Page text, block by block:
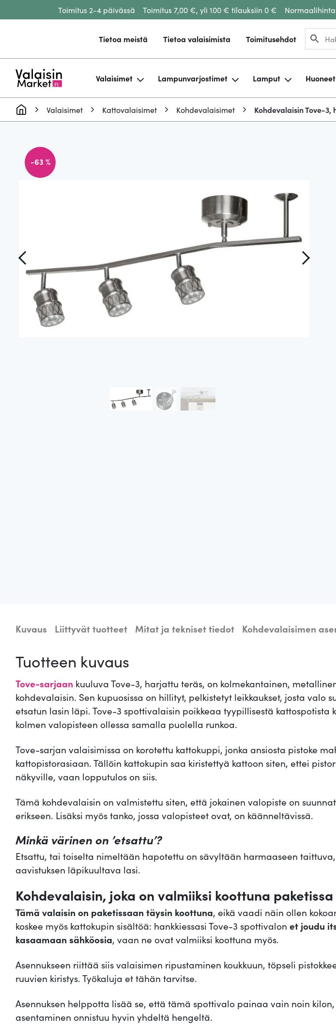
Toimitus 2-4 päivässä Toimitus 7,00 €, yli 100 € tilauksiin 0 €
Tietoa meistä Tietoa valaisimista Toimitusehdot
Valaisimet Lampunvarjostimet Lamput Huoneet
Valaisimet Kattovalaisimet Kohdevalaisimet Kohdevalaisin Tove-
-63 %
Kuvaus Liittyvät tuotteet Mitat ja tekniset tiedot Kohdevalaisimen
Tuotteen kuvaus
Tove-sarjaan kuuluva Tove-3, harjattu teräs, on kolmekantainen,
kohdevalaisin. Sen kupuosissa on hillityt, pelkistetyt leikkaukset, josta valo
etsatun lasin läpi. Tove-3 spottivalaisin poikkeaa tyypillisestä kattospotista
kolmen valopisteen ollessa samalla puolella runkoa.
Tove-sarjan valaisimissa on korotettu kattokuppi, jonka ansiosta pistoke
kattopistorasiaan. Tällöin kattokupin saa kiristettyä kattoon siten, ettei
näkyville, vaan lopputulos on siis.
Tämä kohdevalaisin on valmistettu siten, että jokainen valopiste on
erikseen. Lisäksi myös tanko, jossa valopisteet ovat, on käänneltävissä.
Minkä värinen on ’etsattu’?
Etsattu, tai toiselta nimeltään hapotettu on sävyltään harmaaseen
aavistuksen läpikuultava lasi.
Kohdevalaisin, joka on valmiiksi koottuna paketissa
Tämä valaisin on paketissaan täysin koottuna, eikä vaadi näin ollen
koskee myös kattokupin sisältöä: hankkiessasi Tove-3 spottivalon et joudu
kasaamaan sähköosia, vaan ne ovat valmiiksi koottuna myös.
Asennukseen riittää siis valaisimen ripustaminen koukkuun, töpseli
ruuvien kiristys. Työkaluja et tähän tarvitse.
Asennuksen helppotta lisää se, että tämä spottivalo painaa vain noin
asentaminen onnistuu hyvin yhdeltä hengeltä.